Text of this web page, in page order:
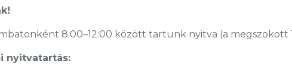
8:00–12:00 között tartunk nyitva (a megszokott
nyitvatartás: